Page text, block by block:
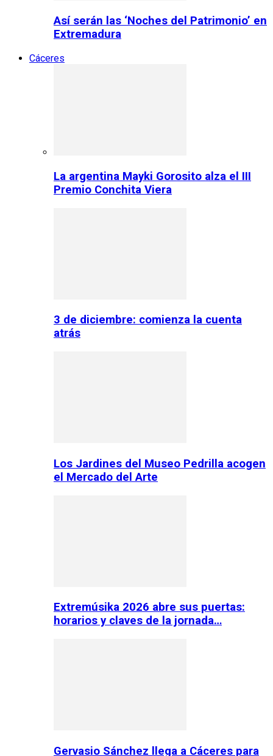
Así serán las ‘Noches del Patrimonio’ en
Extremadura
Cáceres
La argentina Mayki Gorosito alza el III
Premio Conchita Viera
3 de diciembre: comienza la cuenta
atrás
Los Jardines del Museo Pedrilla acogen
el Mercado del Arte
Extremúsika 2026 abre sus puertas:
horarios y claves de la jornada…
Gervasio Sánchez llega a Cáceres para